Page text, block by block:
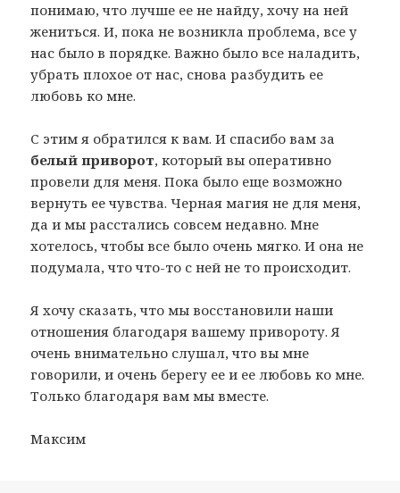
понимаю, что лучше ее не найду, хочу на ней
жениться. И, пока не возникла проблема, все у
нас было в порядке. Важно было все наладить,
убрать плохое от нас, снова разбудить ее
любовь ко мне.
С этим я обратился к вам. И спасибо вам за
белый приворот, который вы оперативно
провели для меня. Пока было еще возможно
вернуть ее чувства. Черная магия не для меня,
да и мы расстались совсем недавно. Мне
хотелось, чтобы все было очень мягко. И она не
подумала, что что-то с ней не то происходит.
Я хочу сказать, что мы восстановили наши
отношения благодаря вашему привороту. Я
очень внимательно слушал, что вы мне
говорили, и очень берегу ее и ее любовь ко мне.
Только благодаря вам мы вместе.
Максим